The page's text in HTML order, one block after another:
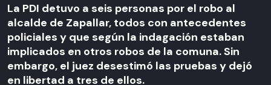
La PDI detuvo a seis personas por el robo al
alcalde de Zapallar, todos con antecedentes
policiales y que según la indagación estaban
implicados en otros robos de la comuna. Sin
embargo, el juez desestimó las pruebas y dejó
en libertad a tres de ellos.